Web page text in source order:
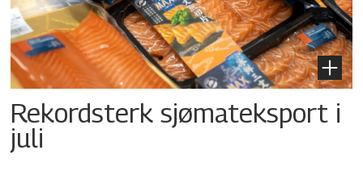
Rekordsterk sjømateksport i
juli